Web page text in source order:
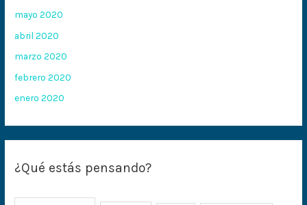
mayo 2020
abril 2020
marzo 2020
febrero 2020
enero 2020
¿Qué estás pensando?